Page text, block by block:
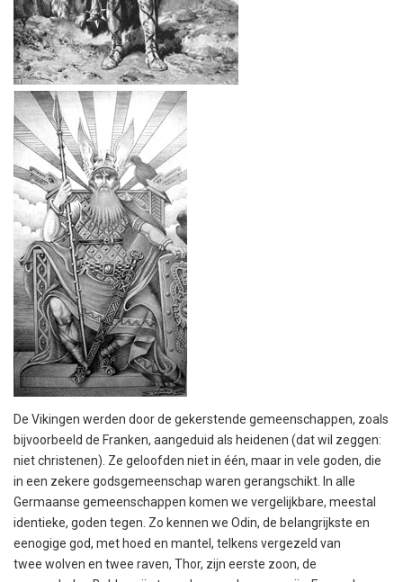
De Vikingen werden door de gekerstende gemeenschappen, zoals
bijvoorbeeld de Franken, aangeduid als heidenen (dat wil zeggen:
niet christenen). Ze geloofden niet in één, maar in vele goden, die
in een zekere godsgemeenschap waren gerangschikt. In alle
Germaanse gemeenschappen komen we vergelijkbare, meestal
identieke, goden tegen. Zo kennen we Odin, de belangrijkste en
eenogige god, met hoed en mantel, telkens vergezeld van
twee wolven en twee raven, Thor, zijn eerste zoon, de